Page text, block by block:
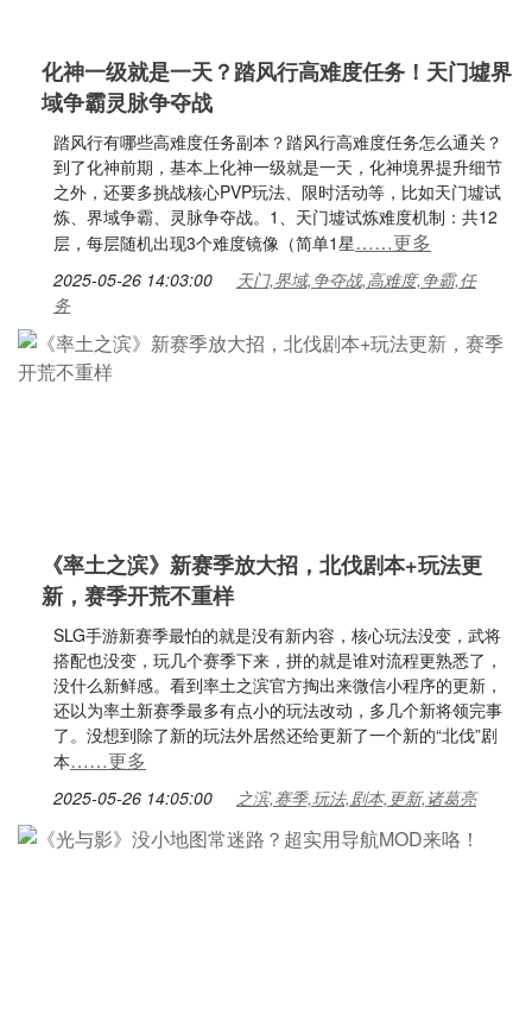
化神一级就是一天？踏风行高难度任务！天门墟界
域争霸灵脉争夺战
踏风行有哪些高难度任务副本？踏风行高难度任务怎么通关？
到了化神前期，基本上化神一级就是一天，化神境界提升细节
之外，还要多挑战核心PVP玩法、限时活动等，比如天门墟试
炼、界域争霸、灵脉争夺战。1、天门墟试炼难度机制：共12
层，每层随机出现3个难度镜像（简单1星……更多
2025-05-26 14:03:00
天门,界域,争夺战,高难度,争霸,任
务
《率土之滨》新赛季放大招，北伐剧本+玩法更
新，赛季开荒不重样
SLG手游新赛季最怕的就是没有新内容，核心玩法没变，武将
搭配也没变，玩几个赛季下来，拼的就是谁对流程更熟悉了，
没什么新鲜感。看到率土之滨官方掏出来微信小程序的更新，
还以为率土新赛季最多有点小的玩法改动，多几个新将领完事
了。没想到除了新的玩法外居然还给更新了一个新的“北伐”剧
本……更多
2025-05-26 14:05:00 之滨,赛季,玩法,剧本,更新,诸葛亮